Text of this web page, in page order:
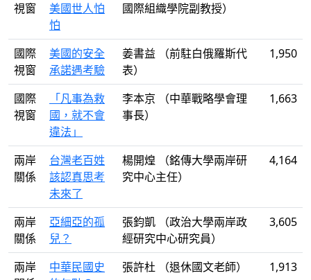
視窗
美國世人怕
怕
國際組織學院副教授）
國際
視窗
美國的安全
承諾遇考驗
姜書益 （前駐白俄羅斯代
表）
1,950
國際
視窗
「凡事為救
國，就不會
違法」
李本京 （中華戰略學會理
事長）
1,663
兩岸
關係
台灣老百姓
該認真思考
未來了
楊開煌 （銘傳大學兩岸研
究中心主任）
4,164
兩岸
關係
亞細亞的孤
兒？
張鈞凱 （政治大學兩岸政
經研究中心研究員）
3,605
兩岸
中華民國史
張許杜 （退休國文老師） 1,913